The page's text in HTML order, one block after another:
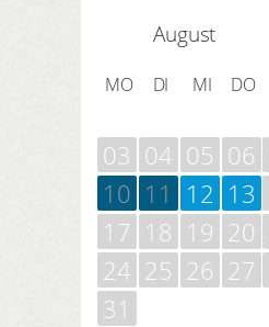
August
MO DI MI DO
03 04 05 06
10 11 12 13
17 18 19 20
24 25 26 27
31